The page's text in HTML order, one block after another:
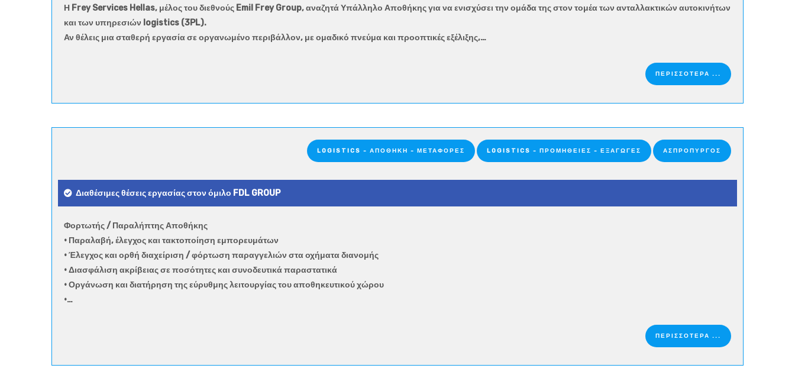
Η Frey Services Hellas, μέλος του διεθνούς Emil Frey Group, αναζητά Υπάλληλο Αποθήκης για να ενισχύσει την ομάδα της στον τομέα των ανταλλακτικών αυτοκινήτων
και των υπηρεσιών logistics (3PL).
Αν θέλεις μια σταθερή εργασία σε οργανωμένο περιβάλλον, με ομαδικό πνεύμα και προοπτικές εξέλιξης,…
ΠΕΡΙΣΣΟΤΕΡΑ ...
LOGISTICS - ΑΠΟΘΉΚΗ - ΜΕΤΑΦΟΡΈΣ LOGISTICS - ΠΡΟΜΉΘΕΙΕΣ - ΕΞΑΓΩΓΈΣ ΑΣΠΡΟΠΥΡΓΟΣ
Διαθέσιμες θέσεις εργασίας στον όμιλο FDL GROUP
Φορτωτής / Παραλήπτης Αποθήκης
• Παραλαβή, έλεγχος και τακτοποίηση εμπορευμάτων
• Έλεγχος και ορθή διαχείριση / φόρτωση παραγγελιών στα οχήματα διανομής
• Διασφάλιση ακρίβειας σε ποσότητες και συνοδευτικά παραστατικά
• Οργάνωση και διατήρηση της εύρυθμης λειτουργίας του αποθηκευτικού χώρου
•…
ΠΕΡΙΣΣΟΤΕΡΑ ...